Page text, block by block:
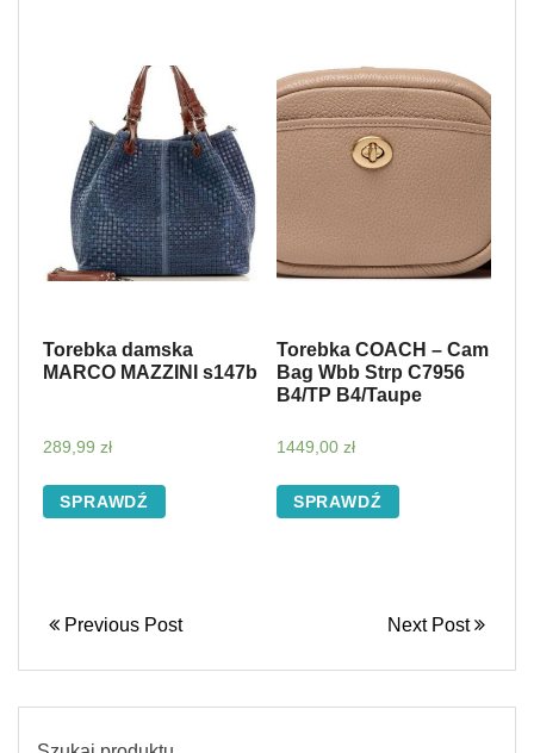
Torebka damska
MARCO MAZZINI s147b
289,99 zł
SPRAWDŹ
Torebka COACH – Cam
Bag Wbb Strp C7956
B4/TP B4/Taupe
1449,00 zł
SPRAWDŹ
Previous Post Next Post